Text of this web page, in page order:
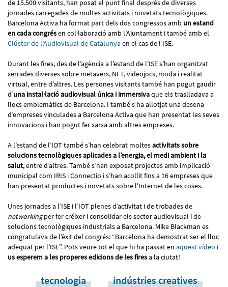
de 15.500 visitants, han posat el punt final després de diverses
jornades carregades de moltes activitats i novetats tecnològiques.
Barcelona Activa ha format part dels dos congressos amb un estand
en cada congrésen col·laboració amb l’Ajuntament i també amb el
Clúster de l’Audiovisual de Catalunya en el cas de l’ISE.
Durant les fires, des de l’agència a l’estand de l’ISE s’han organitzat
xerrades diverses sobre metavers, NFT, videojocs, moda i realitat
virtual, entre d’altres. Les persones visitants també han pogut gaudir
d’una instal·lació audiovisual única i immersivaque els traslladava a
llocs emblemàtics de Barcelona. I també s’ha allotjat una desena
d’empreses vinculades a Barcelona Activa que han presentat les seves
innovacions i han pogut fer xarxa amb altres empreses.
A l’estand de l’IOT també s’han celebrat moltesactivitats sobre
solucions tecnològiques aplicades a l’energia, el medi ambient i la
salut, entre d’altres. També s’han exposat projectes amb implicació
municipal com IRIS i Connectio i s’han acollit fins a 16 empreses que
han presentat productes i novetats sobre l’Internet de les coses.
Unes jornades a l’ISE i l’IOT plenes d’activitat i de trobades de
networkingper fer créixer i consolidar els sector audiovisual i de
solucions tecnològiques industrials a Barcelona. Mike Blackman es
congratulava de l’èxit del congrés: “Barcelona ha demostrat ser el lloc
adequat per l’ISE”. Pots veure tot el que hi ha passat en aquest vídeo i
us esperem a les properes edicions de les firesa la ciutat!
tecnologia
indústries creatives